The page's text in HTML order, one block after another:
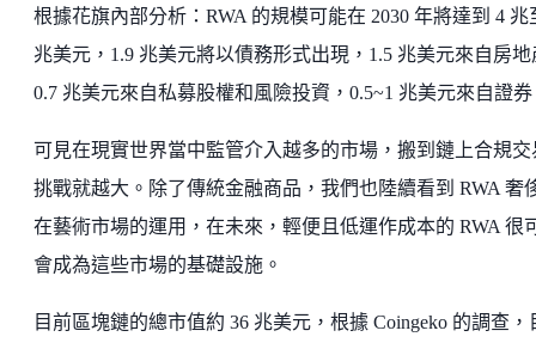
根據花旗內部分析：RWA 的規模可能在 2030 年將達到 4 兆
兆美元，1.9 兆美元將以債務形式出現，1.5 兆美元來自房地
0.7 兆美元來自私募股權和風險投資，0.5~1 兆美元來自證
可見在現實世界當中監管介入越多的市場，搬到鏈上合規交
挑戰就越大。除了傳統金融商品，我們也陸續看到 RWA 奢
在藝術市場的運用，在未來，輕便且低運作成本的 RWA 很
會成為這些市場的基礎設施。
目前區塊鏈的總市值約 36 兆美元，根據 Coingeko 的調查，